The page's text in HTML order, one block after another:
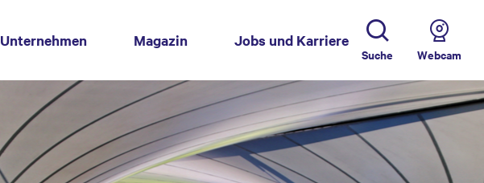
Unternehmen Magazin Jobs und Karriere
Suche Webcam